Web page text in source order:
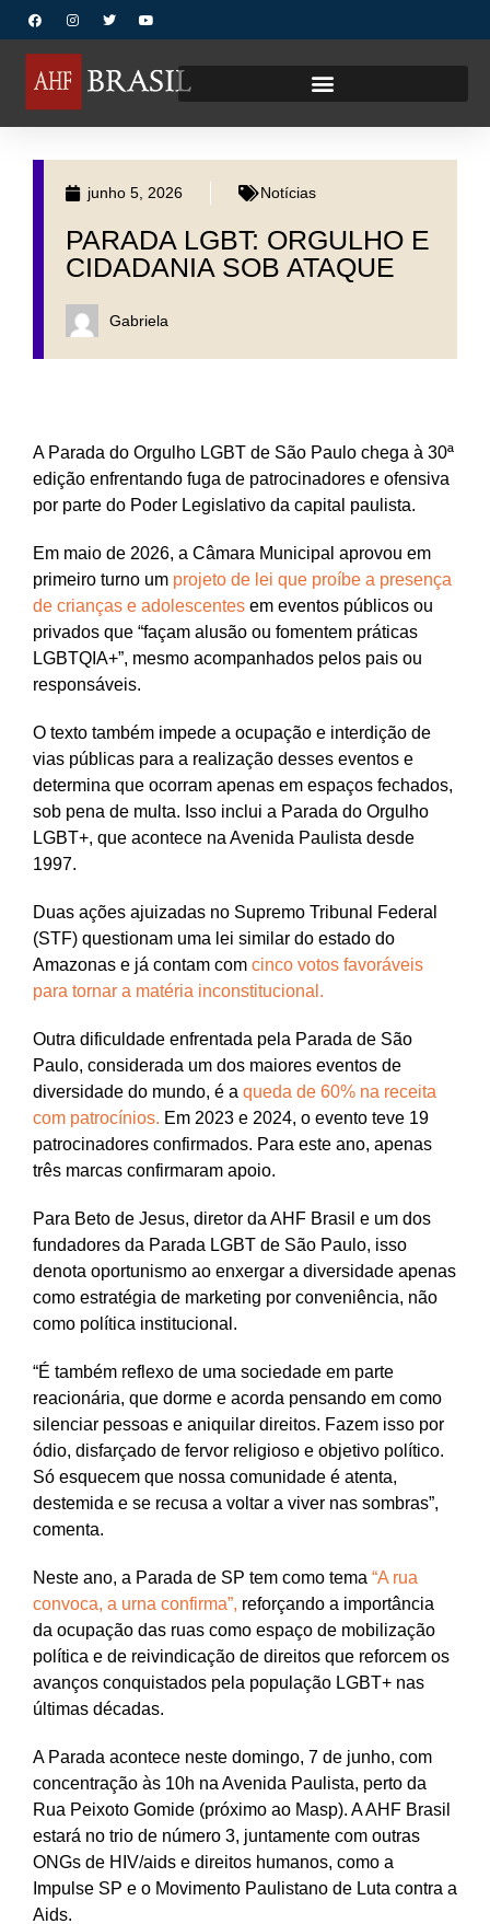
junho 5, 2026 Notícias
PARADA LGBT: ORGULHO E
CIDADANIA SOB ATAQUE
Gabriela
A Parada do Orgulho LGBT de São Paulo chega à 30ª
edição enfrentando fuga de patrocinadores e ofensiva
por parte do Poder Legislativo da capital paulista.
Em maio de 2026, a Câmara Municipal aprovou em
primeiro turno um projeto de lei que proíbe a presença
de crianças e adolescentes em eventos públicos ou
privados que “façam alusão ou fomentem práticas
LGBTQIA+”, mesmo acompanhados pelos pais ou
responsáveis.
O texto também impede a ocupação e interdição de
vias públicas para a realização desses eventos e
determina que ocorram apenas em espaços fechados,
sob pena de multa. Isso inclui a Parada do Orgulho
LGBT+, que acontece na Avenida Paulista desde
1997.
Duas ações ajuizadas no Supremo Tribunal Federal
(STF) questionam uma lei similar do estado do
Amazonas e já contam com cinco votos favoráveis
para tornar a matéria inconstitucional.
Outra dificuldade enfrentada pela Parada de São
Paulo, considerada um dos maiores eventos de
diversidade do mundo, é a queda de 60% na receita
com patrocínios. Em 2023 e 2024, o evento teve 19
patrocinadores confirmados. Para este ano, apenas
três marcas confirmaram apoio.
Para Beto de Jesus, diretor da AHF Brasil e um dos
fundadores da Parada LGBT de São Paulo, isso
denota oportunismo ao enxergar a diversidade apenas
como estratégia de marketing por conveniência, não
como política institucional.
“É também reflexo de uma sociedade em parte
reacionária, que dorme e acorda pensando em como
silenciar pessoas e aniquilar direitos. Fazem isso por
ódio, disfarçado de fervor religioso e objetivo político.
Só esquecem que nossa comunidade é atenta,
destemida e se recusa a voltar a viver nas sombras”,
comenta.
Neste ano, a Parada de SP tem como tema “A rua
convoca, a urna confirma”, reforçando a importância
da ocupação das ruas como espaço de mobilização
política e de reivindicação de direitos que reforcem os
avanços conquistados pela população LGBT+ nas
últimas décadas.
A Parada acontece neste domingo, 7 de junho, com
concentração às 10h na Avenida Paulista, perto da
Rua Peixoto Gomide (próximo ao Masp). A AHF Brasil
estará no trio de número 3, juntamente com outras
ONGs de HIV/aids e direitos humanos, como a
Impulse SP e o Movimento Paulistano de Luta contra a
Aids.